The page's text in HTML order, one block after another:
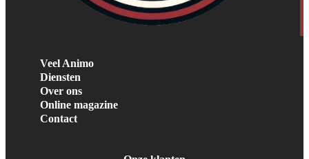
Veel Animo
Diensten
Over ons
Online magazine
Contact